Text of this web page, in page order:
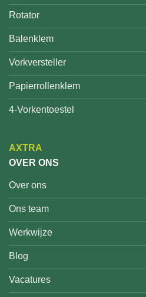
Rotator
Balenklem
Vorkversteller
Papierrollenklem
4-Vorkentoestel
AXTRA
OVER ONS
Over ons
Ons team
Werkwijze
Blog
Vacatures